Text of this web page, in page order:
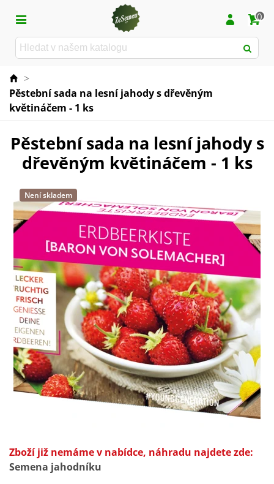
0
>
Pěstební sada na lesní jahody s dřevěným
květináčem - 1 ks
Pěstební sada na lesní jahody s
dřevěným květináčem - 1 ks
Není skladem
Zboží již nemáme v nabídce, náhradu najdete zde:
Semena jahodníku